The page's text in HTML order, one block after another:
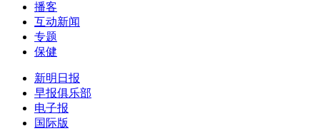
播客
互动新闻
专题
保健
新明日报
早报俱乐部
电子报
国际版